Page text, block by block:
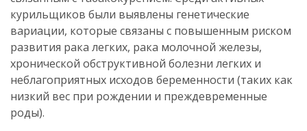
курильщиков были выявлены генетические
вариации, которые связаны с повышенным риском
развития рака легких, рака молочной железы,
хронической обструктивной болезни легких и
неблагоприятных исходов беременности (таких как
низкий вес при рождении и преждевременные
роды).